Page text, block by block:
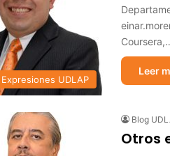
Expresiones UDLAP
Leer
Blog
Otros